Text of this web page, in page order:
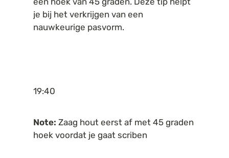
je bij het verkrijgen van een
nauwkeurige pasvorm.
19:40
Note: Zaag hout eerst af met 45 graden
hoek voordat je gaat scriben